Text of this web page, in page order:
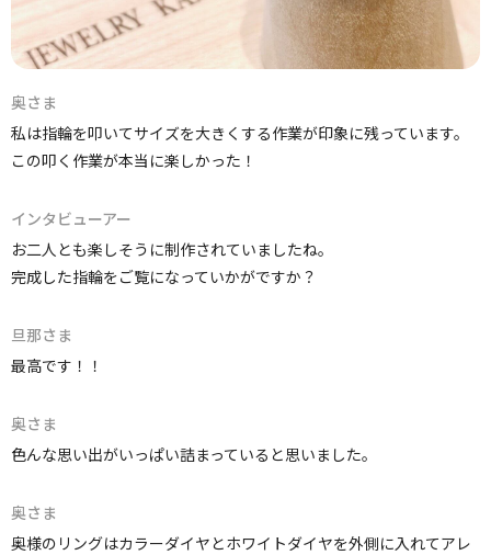
奥さま
私は指輪を叩いてサイズを大きくする作業が印象に残っています。
この叩く作業が本当に楽しかった！
インタビューアー
お二人とも楽しそうに制作されていましたね。
完成した指輪をご覧になっていかがですか？
旦那さま
最高です！！
奥さま
色んな思い出がいっぱい詰まっていると思いました。
奥さま
奥様のリングはカラーダイヤとホワイトダイヤを外側に入れてアレ